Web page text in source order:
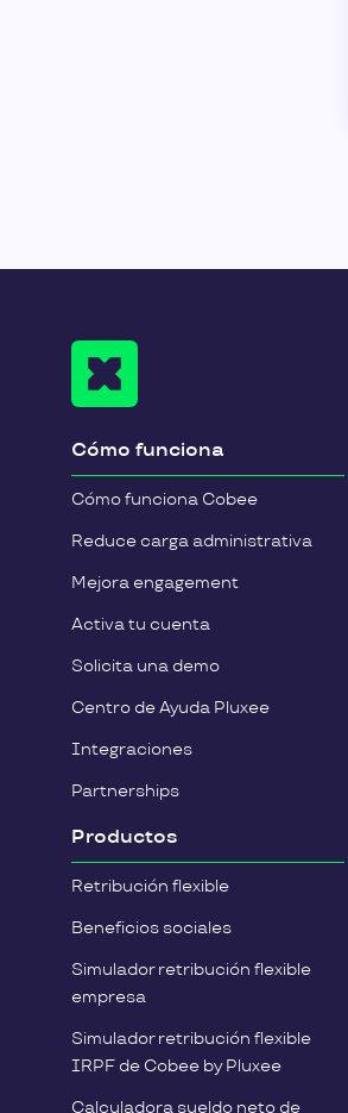
Cómo funciona
Cómo funciona Cobee
Reduce carga administrativa
Mejora engagement
Activa tu cuenta
Solicita una demo
Centro de Ayuda Pluxee
Integraciones
Partnerships
Productos
Retribución flexible
Beneficios sociales
Simulador retribución flexible
empresa
Simulador retribución flexible
IRPF de Cobee by Pluxee
Calculadora sueldo neto de